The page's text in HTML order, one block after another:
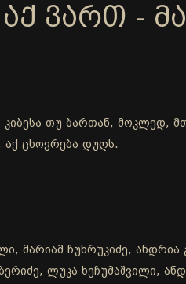
ᲕᲐᲠᲗ -
კიბესა თუ ბართან, მოკლედ,
აქ ცხოვრება დუღს.
მარიამ ჩუხრუკიძე,
ლუკა ხეჩუმაშვილი,